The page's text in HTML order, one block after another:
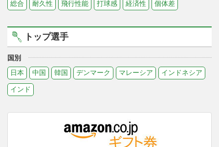
総合
耐久性 飛行性能 打球感 経済性 個体差
トップ選手
国別
日本
中国 韓国 デンマーク マレーシア インドネシア
インド